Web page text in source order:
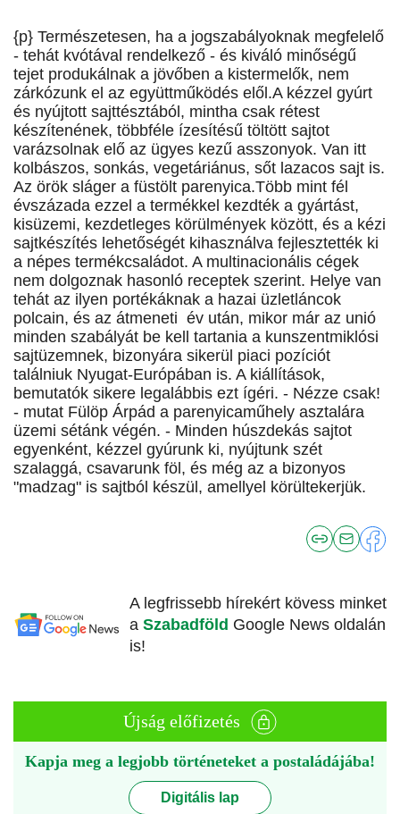
{p} Természetesen, ha a jogszabályoknak megfelelő
- tehát kvótával rendelkező - és kiváló minőségű
tejet produkálnak a jövőben a kistermelők, nem
zárkózunk el az együttműködés elől.A kézzel gyúrt
és nyújtott sajttésztából, mintha csak rétest
készítenének, többféle ízesítésű töltött sajtot
varázsolnak elő az ügyes kezű asszonyok. Van itt
kolbászos, sonkás, vegetáriánus, sőt lazacos sajt is.
Az örök sláger a füstölt parenyica.Több mint fél
évszázada ezzel a termékkel kezdték a gyártást,
kisüzemi, kezdetleges körülmények között, és a kézi
sajtkészítés lehetőségét kihasználva fejlesztették ki
a népes termékcsaládot. A multinacionális cégek
nem dolgoznak hasonló receptek szerint. Helye van
tehát az ilyen portékáknak a hazai üzletláncok
polcain, és az átmeneti év után, mikor már az unió
minden szabályát be kell tartania a kunszentmiklósi
sajtüzemnek, bizonyára sikerül piaci pozíciót
találniuk Nyugat-Európában is. A kiállítások,
bemutatók sikere legalábbis ezt ígéri. - Nézze csak!
- mutat Fülöp Árpád a parenyicaműhely asztalára
üzemi sétánk végén. - Minden húszdekás sajtot
egyenként, kézzel gyúrunk ki, nyújtunk szét
szalaggá, csavarunk föl, és még az a bizonyos
"madzag" is sajtból készül, amellyel körültekerjük.
A legfrissebb hírekért kövess minket
a Szabadföld Google News oldalán
is!
Újság előfizetés
Kapja meg a legjobb történeteket a postaládájába!
Digitális lap